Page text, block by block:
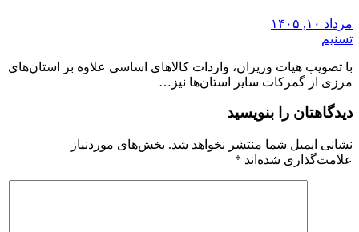
مرداد ۱۰, ۱۴۰۵
تسنیم
با تصویب هیات وزیران، واردات کالاهای اساسی علاوه بر استان‌های
مرزی از گمرکات سایر استان‌ها نیز…
دیدگاهتان را بنویسید
نشانی ایمیل شما منتشر نخواهد شد. بخش‌های موردنیاز
علامت‌گذاری شده‌اند *